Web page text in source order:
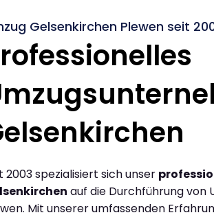
Gelsenkirchen Plewen seit
2003 spezialisiert sich unser
auf die Durchführung von
Mit unserer umfassenden